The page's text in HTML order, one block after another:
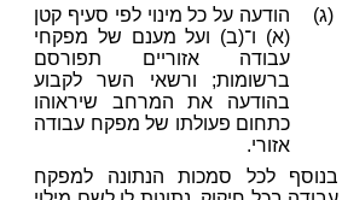
(ג)
הודעה על כל מינוי לפי סעיף קטן
(א) ו־(ב) ועל מענם של מפקחי
עבודה אזוריים תפורסם
ברשומות; ורשאי השר לקבוע
בהודעה את המרחב שיראוהו
כתחום פעולתו של מפקח עבודה
אזורי.
בנוסף לכל סמכות הנתונה למפקח